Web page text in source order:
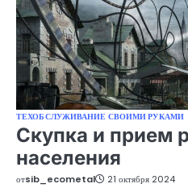
ТЕХОБСЛУЖИВАНИЕ СВОИМИ РУКАМИ
Скупка и прием
населения
отsib_ecometal 21 октября 2024